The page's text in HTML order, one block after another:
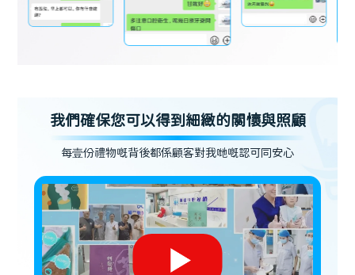
我們確保您可以得到細緻的關懷與照顧
每壹份禮物嘅背後都係顧客對我哋嘅認可同安心